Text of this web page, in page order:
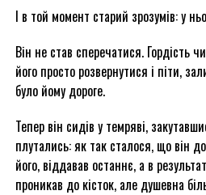
І в той момент старий зрозумів: у
Він не став сперечатися.
його просто розвернутися і піти,
було йому дороге.
Тепер він сидів у темряві,
плутались: як так сталося, що він
його, віддавав останнє, а в
проникав до кісток, але душевна